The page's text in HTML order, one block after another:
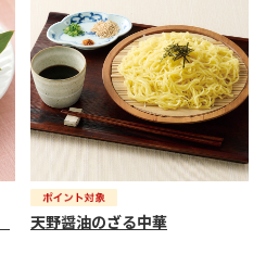
天野醤油のざる中華